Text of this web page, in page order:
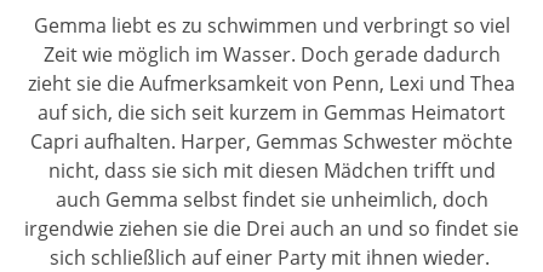
Gemma liebt es zu schwimmen und verbringt so viel
Zeit wie möglich im Wasser. Doch gerade dadurch
zieht sie die Aufmerksamkeit von Penn, Lexi und Thea
auf sich, die sich seit kurzem in Gemmas Heimatort
Capri aufhalten. Harper, Gemmas Schwester möchte
nicht, dass sie sich mit diesen Mädchen trifft und
auch Gemma selbst findet sie unheimlich, doch
irgendwie ziehen sie die Drei auch an und so findet sie
sich schließlich auf einer Party mit ihnen wieder.